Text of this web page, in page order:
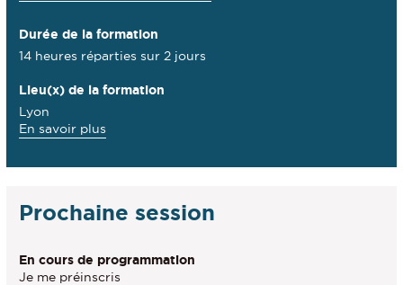
Durée de la formation
14 heures réparties sur 2 jours
Lieu(x) de la formation
Lyon
En savoir plus
des
la
Prochaine session
En cours de programmation
Je me préinscris